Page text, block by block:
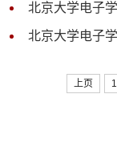
北京大学电子
北京大学电子
上页 1